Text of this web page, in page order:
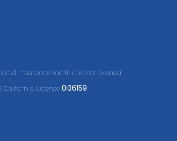
Insurance Inc INC is not owned
License 0I36159